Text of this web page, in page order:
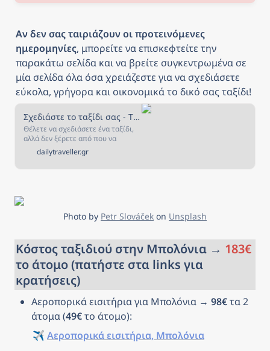
Αν δεν σας ταιριάζουν οι προτεινόμενες
ημερομηνίες, μπορείτε να επισκεφτείτε την
παρακάτω σελίδα και να βρείτε συγκεντρωμένα σε
μία σελίδα όλα όσα χρειάζεστε για να σχεδιάσετε
εύκολα, γρήγορα και οικονομικά το δικό σας ταξίδι!
Σχεδιάστε το ταξίδι σας - The Daily Traveller
Θέλετε να σχεδιάσετε ένα ταξίδι,
αλλά δεν ξέρετε από που να
ξεκινήσετε; Αν ναι, τότε είστε στο
κατάλληλο μέρος! Στην σελίδα
πάντα ονειρευόσασταν!
dailytraveller.gr
Photo by Petr Slováček on Unsplash
Κόστος ταξιδιού στην Μπολόνια → 183€
το άτομο (πατήστε στα links για
κρατήσεις)
Αεροπορικά εισιτήρια για Μπολόνια → 98€ τα 2
άτομα (49€ το άτομο):
✈️ Αεροπορικά εισιτήρια, Μπολόνια